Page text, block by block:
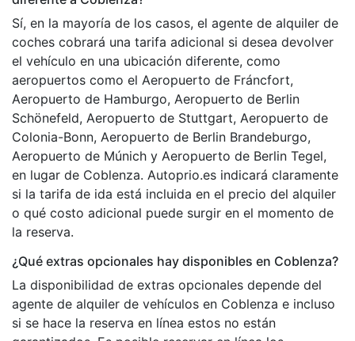
Sí, en la mayoría de los casos, el agente de alquiler de
coches cobrará una tarifa adicional si desea devolver
el vehículo en una ubicación diferente, como
aeropuertos como el Aeropuerto de Fráncfort,
Aeropuerto de Hamburgo, Aeropuerto de Berlin
Schönefeld, Aeropuerto de Stuttgart, Aeropuerto de
Colonia-Bonn, Aeropuerto de Berlin Brandeburgo,
Aeropuerto de Múnich y Aeropuerto de Berlin Tegel,
en lugar de Coblenza. Autoprio.es indicará claramente
si la tarifa de ida está incluida en el precio del alquiler
o qué costo adicional puede surgir en el momento de
la reserva.
¿Qué extras opcionales hay disponibles en Coblenza?
La disponibilidad de extras opcionales depende del
agente de alquiler de vehículos en Coblenza e incluso
si se hace la reserva en línea estos no están